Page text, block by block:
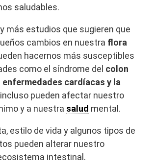
saludables.
más estudios que sugieren que
cambios en nuestra flora
hacernos más susceptibles
como el síndrome del colon
cardíacas y la
incluso pueden afectar nuestro
y a nuestra salud mental.
estilo de vida y algunos tipos de
pueden alterar nuestro
intestinal.